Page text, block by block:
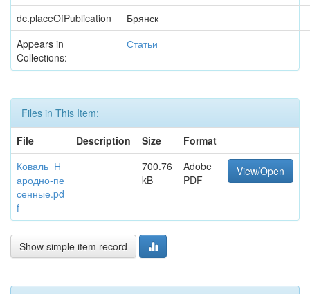
dc.placeOfPublication
Брянск
Appears in
Collections:
Статьи
Files in This Item:
File
Description Size
Format
Коваль_Н
ародно-пе
сенные.pd
f
700.76
kB
Adobe
PDF
View/Open
Show simple item record